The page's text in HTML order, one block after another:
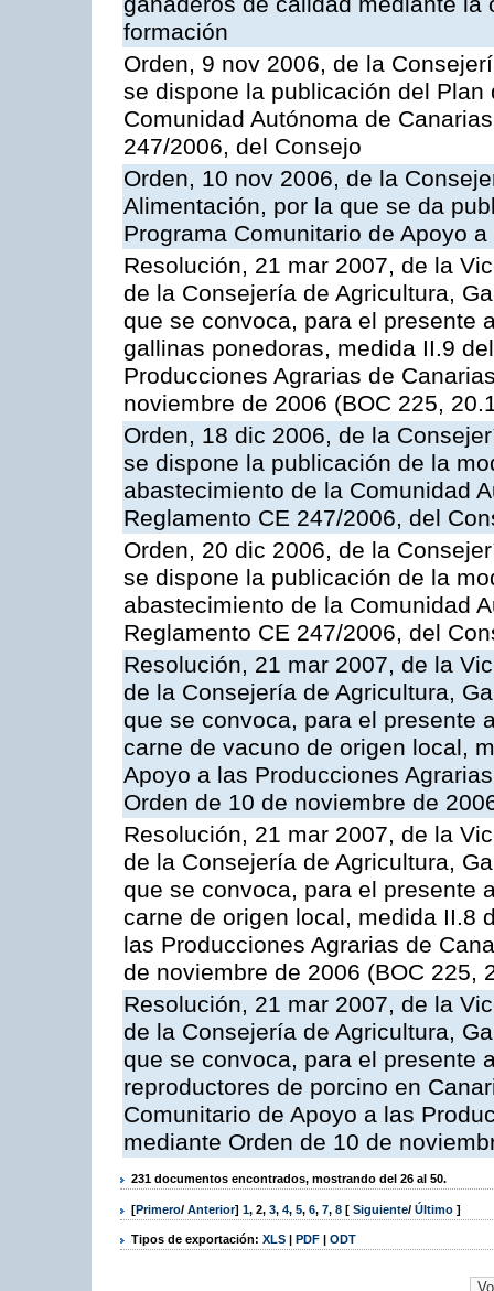
formación
Orden, 9 nov 2006, de la
se dispone la publicación del
Comunidad Autónoma de
247/2006, del Consejo
Orden, 10 nov 2006, de la
Alimentación, por la que se da
Programa Comunitario de Apoyo
Resolución, 21 mar 2007, de la
de la Consejería de Agricultura,
que se convoca, para el presente
gallinas ponedoras, medida II.9
Producciones Agrarias de
noviembre de 2006 (BOC 225,
Orden, 18 dic 2006, de la
se dispone la publicación de la
abastecimiento de la Comunidad
Reglamento CE 247/2006, del
Orden, 20 dic 2006, de la
se dispone la publicación de la
abastecimiento de la Comunidad
Reglamento CE 247/2006, del
Resolución, 21 mar 2007, de la
de la Consejería de Agricultura,
que se convoca, para el presente
carne de vacuno de origen local,
Apoyo a las Producciones
Orden de 10 de noviembre de
Resolución, 21 mar 2007, de la
de la Consejería de Agricultura,
que se convoca, para el presente
carne de origen local, medida II.8
las Producciones Agrarias de
de noviembre de 2006 (BOC 225,
Resolución, 21 mar 2007, de la
de la Consejería de Agricultura,
que se convoca, para el presente
reproductores de porcino en
Comunitario de Apoyo a las
mediante Orden de 10 de
231 documentos encontrados, mostrando del 26 al 50.
[Primero/ Anterior] 1, 2, 3, 4, 5, 6, 7, 8 [ Siguiente/ Último ]
Tipos de exportación: XLS | PDF | ODT